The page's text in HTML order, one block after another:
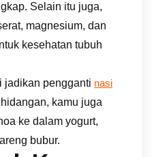
Selain itu juga,
magnesium, dan
kesehatan tubuh
jadikan pengganti nasi
kamu juga
ke dalam yogurt,
bubur.